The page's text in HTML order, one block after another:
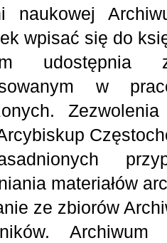
naukowej
wpisać się do
udostępnia
w
materiałów
ze zbiorów